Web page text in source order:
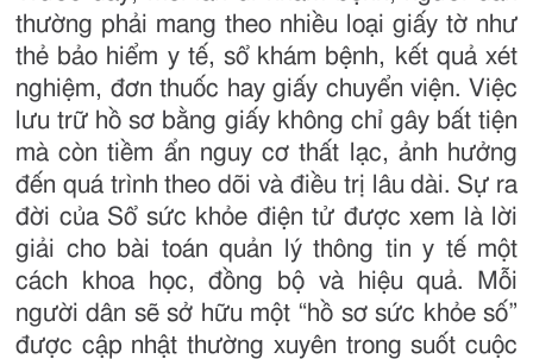
thường phải mang theo nhiều loại giấy tờ như
thẻ bảo hiểm y tế, sổ khám bệnh, kết quả xét
nghiệm, đơn thuốc hay giấy chuyển viện. Việc
lưu trữ hồ sơ bằng giấy không chỉ gây bất tiện
mà còn tiềm ẩn nguy cơ thất lạc, ảnh hưởng
đến quá trình theo dõi và điều trị lâu dài. Sự ra
đời của Sổ sức khỏe điện tử được xem là lời
giải cho bài toán quản lý thông tin y tế một
cách khoa học, đồng bộ và hiệu quả. Mỗi
người dân sẽ sở hữu một “hồ sơ sức khỏe số”
được cập nhật thường xuyên trong suốt cuộc